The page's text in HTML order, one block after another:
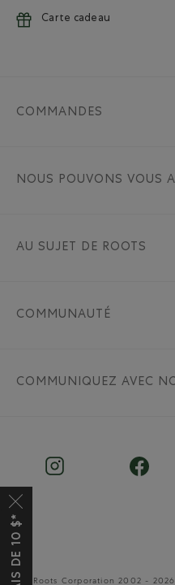
Carte cadeau
COMMANDES
NOUS POUVONS VOUS
AU SUJET DE ROOTS
COMMUNAUTÉ
COMMUNIQUEZ AVEC
© Roots Corporation 2002 -